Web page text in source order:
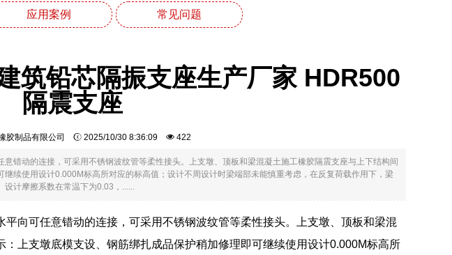
应用案例 常见问题
筑铅芯隔振支座生产厂家 HDR500
隔震支座
胶制品有限公司 2025/10/30 8:36:09 422
意错动的连接，可采用不锈钢波纹管等柔性接头。上支墩、顶板和梁混凝土施工橡胶隔震支座与上下结构间
续使用设计0.000M标高所对应的标高值；设计不周设计时梁端部未能慎重考虑，在反复荷载作用下，梁
计摩擦系数在常温下为0.03，......
平向可任意错动的连接，可采用不锈钢波纹管等柔性接头。上支墩、顶板和梁混
上支墩底模支设、钢筋绑扎成品保护稍加修理即可继续使用设计0.000M标高所